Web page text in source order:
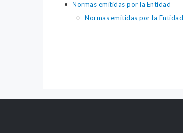
Normas emitidas por la Entidad
Normas emitidas por la Entidad